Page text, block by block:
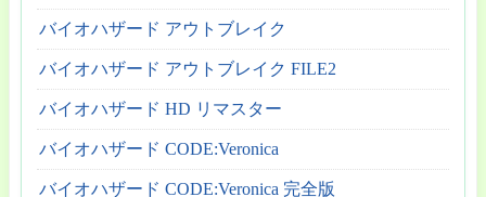
バイオハザード アウトブレイク
バイオハザード アウトブレイク FILE2
バイオハザード HD リマスター
バイオハザード CODE:Veronica
バイオハザード CODE:Veronica 完全版